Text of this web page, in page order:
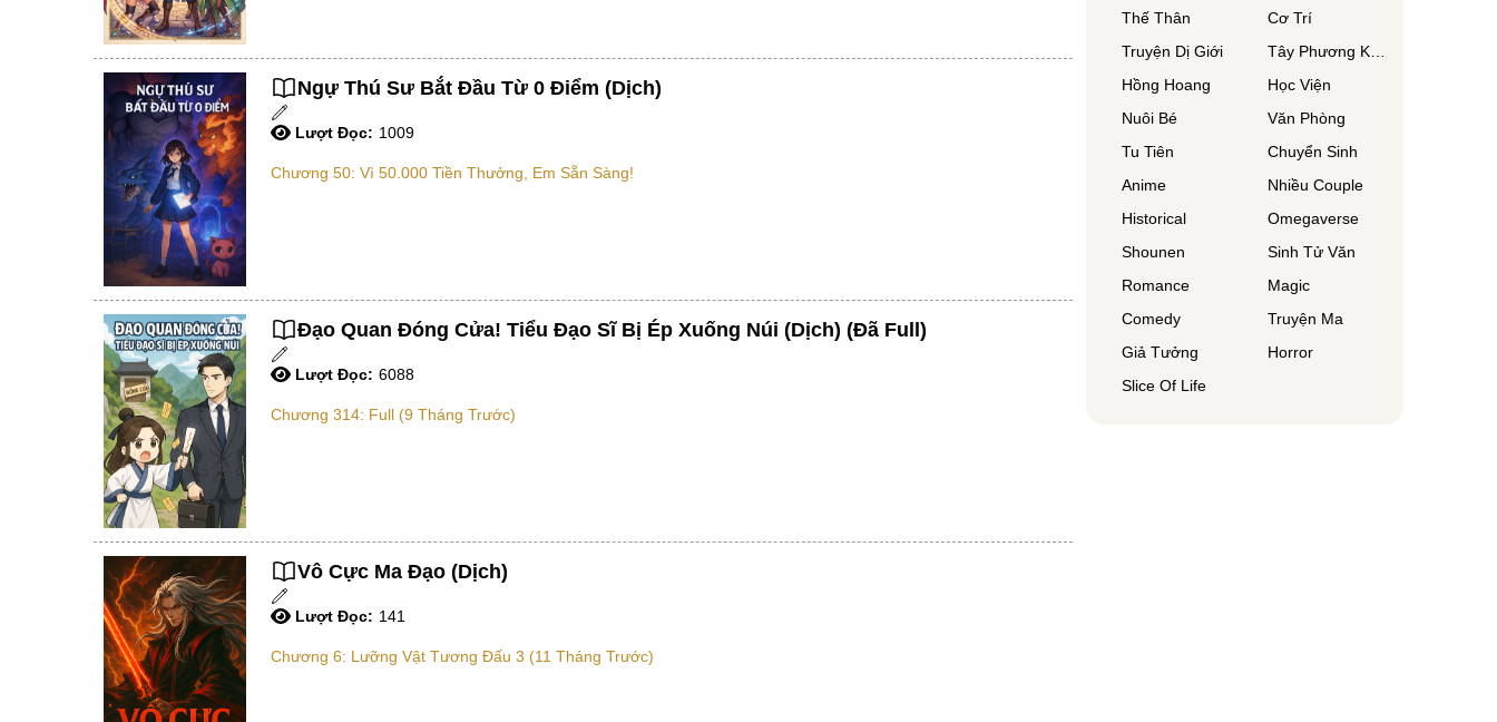
Ngự Thú Sư Bắt Đầu Từ 0 Điểm (Dịch)
Lượt Đọc: 1009
Chương 50: Vì 50.000 Tiền Thưởng, Em Sẵn Sàng!
Đạo Quan Đóng Cửa! Tiểu Đạo Sĩ Bị Ép Xuống Núi (Dịch) (Đã Full)
Lượt Đọc: 6088
Chương 314: Full (9 Tháng Trước)
Vô Cực Ma Đạo (Dịch)
Lượt Đọc: 141
Chương 6: Lưỡng Vật Tương Đấu 3 (11 Tháng Trước)
Thế Thân
Cơ Trí
Truyện Dị Giới
Tây Phương Kỳ Huyễn
Hồng Hoang
Học Viện
Nuôi Bé
Văn Phòng
Tu Tiên
Chuyển Sinh
Anime
Nhiều Couple
Historical
Omegaverse
Shounen
Sinh Tử Văn
Romance
Magic
Comedy
Truyện Ma
Giả Tưởng
Horror
Slice Of Life